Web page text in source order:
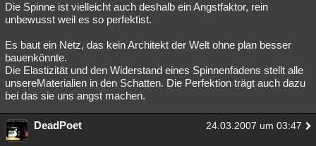
Die Spinne ist vielleicht auch deshalb ein Angstfaktor, rein
unbewusst weil es so perfektist.
Es baut ein Netz, das kein Architekt der Welt ohne plan besser
bauenkönnte.
Die Elastizität und den Widerstand eines Spinnenfadens stellt alle
unsereMaterialien in den Schatten. Die Perfektion trägt auch dazu
bei das sie uns angst machen.
DeadPoet 24.03.2007 um 03:47